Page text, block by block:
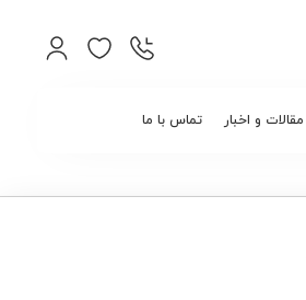
مقالات و اخبار تماس با ما